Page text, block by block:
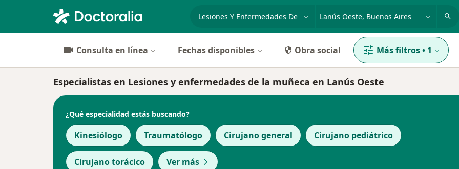
especialidad, enfermedad o nombrep. ej. Buenos Aires
Consulta en línea Fechas disponibles Obra social Más filtros• 1
Especialistas en Lesiones y enfermedades de la muñeca en Lanús Oeste
¿Qué especialidad estás buscando?
Kinesiólogo Traumatólogo Cirujano general Cirujano pediátrico
Cirujano torácico Ver más